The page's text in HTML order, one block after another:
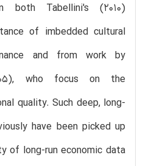
both Tabellini's (2010)
of imbedded cultural
and from work by
who focus on the
quality. Such deep, long-
have been picked up
of long-run economic data